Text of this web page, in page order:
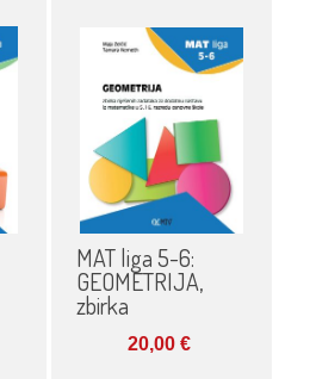
MAT liga 5-6:
GEOMETRIJA,
zbirka
20,00€